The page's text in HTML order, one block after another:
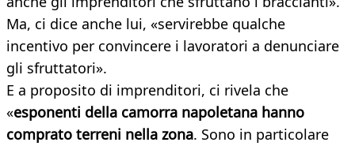
Ma, ci dice anche lui, «servirebbe qualche
incentivo per convincere i lavoratori a denunciare
gli sfruttatori».
E a proposito di imprenditori, ci rivela che
«esponenti della camorra napoletana hanno
comprato terreni nella zona. Sono in particolare